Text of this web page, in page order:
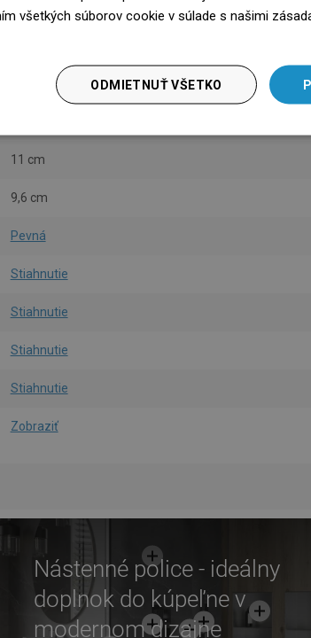
Nie
11 cm
9,6 cm
Pevná
Stiahnutie
Stiahnutie
Stiahnutie
Stiahnutie
Zobraziť
Nástenné police - ideálny
doplnok do kúpeľne v
modernom dizajne
všetkých súborov cookie v súlade s našimi
ODMIETNUŤ VŠETKO